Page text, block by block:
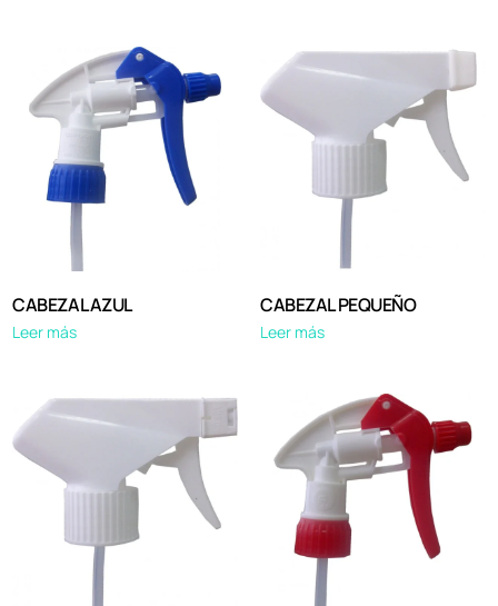
CABEZAL AZUL
Leer más
CABEZAL PEQUEÑO
Leer más